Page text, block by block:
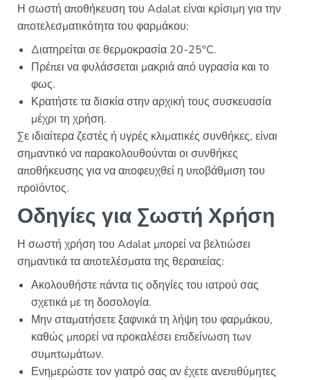
Η σωστή αποθήκευση του Adalat είναι κρίσιμη για την
αποτελεσματικότητα του φαρμάκου:
Διατηρείται σε θερμοκρασία 20-25°C.
Πρέπει να φυλάσσεται μακριά από υγρασία και το
φως.
Κρατήστε τα δισκία στην αρχική τους συσκευασία
μέχρι τη χρήση.
Σε ιδιαίτερα ζεστές ή υγρές κλιματικές συνθήκες, είναι
σημαντικό να παρακολουθούνται οι συνθήκες
αποθήκευσης για να αποφευχθεί η υποβάθμιση του
προϊόντος.
Οδηγίες για Σωστή Χρήση
Η σωστή χρήση του Adalat μπορεί να βελτιώσει
σημαντικά τα αποτελέσματα της θεραπείας:
Ακολουθήστε πάντα τις οδηγίες του ιατρού σας
σχετικά με τη δοσολογία.
Μην σταματήσετε ξαφνικά τη λήψη του φαρμάκου,
καθώς μπορεί να προκαλέσει επιδείνωση των
συμπτωμάτων.
Ενημερώστε τον γιατρό σας αν έχετε ανεπιθύμητες